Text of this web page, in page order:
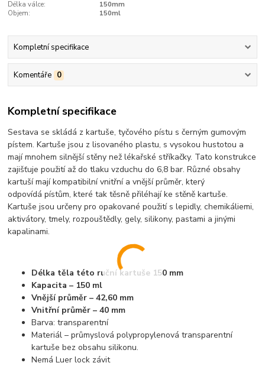
Délka válce:
150mm
Objem:
150ml
Kompletní specifikace
Komentáře 0
Kompletní specifikace
Sestava se skládá z kartuše, tyčového pístu s černým gumovým
pístem. Kartuše jsou z lisovaného plastu, s vysokou hustotou a
mají mnohem silnější stěny než lékařské stříkačky. Tato konstrukce
zajišťuje použití až do tlaku vzduchu do 6,8 bar. Různé obsahy
kartuší mají kompatibilní vnitřní a vnější průměr, který
odpovídá pístům, které tak těsně přiléhají ke stěně kartuše.
Kartuše jsou určeny pro opakované použití s lepidly, chemikáliemi,
aktivátory, tmely, rozpouštědly, gely, silikony, pastami a jinými
kapalinami.
Délka těla této ruční kartuše 150 mm
Kapacita – 150 ml
Vnější průměr – 42,60 mm
Vnitřní průměr – 40 mm
Barva: transparentní
Materiál – průmyslová polypropylenová transparentní
kartuše bez obsahu silikonu.
Nemá Luer lock závit